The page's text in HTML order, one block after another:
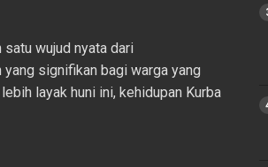
satu wujud nyata dari
yang signifikan bagi warga yang
layak huni ini, kehidupan Kurba